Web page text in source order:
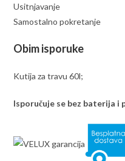
Usitnjavanje
Samostalno pokretanje
Obim isporuke
Kutija za travu 60l;
Isporučuje se bez baterija i